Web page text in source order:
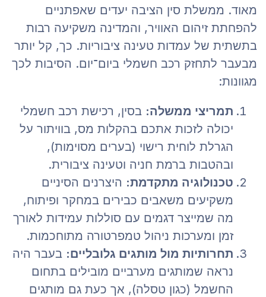
מאוד. ממשלת סין הציבה יעדים שאפתניים
להפחתת זיהום האוויר, והמדינה משקיעה רבות
בתשתית של עמדות טעינה ציבוריות. כך, קל יותר
מבעבר לתחזק רכב חשמלי ביום־יום. הסיבות לכך
מגוונות:
תמריצי ממשלה:בסין, רכישת רכב חשמלי
יכולה לזכות אתכם בהקלות מס, בוויתור על
הגרלת לוחית רישוי (בערים מסוימות),
ובהטבות ברמת חניה וטעינה ציבורית.
טכנולוגיה מתקדמת:היצרנים הסיניים
משקיעים משאבים כבירים במחקר ופיתוח,
מה שמייצר דגמים עם סוללות עמידות לאורך
זמן ומערכות ניהול טמפרטורה מתוחכמות.
תחרותיות מול מותגים גלובליים:בעבר היה
נראה שמותגים מערביים מובילים בתחום
החשמל (כגון טסלה), אך כעת גם מותגים